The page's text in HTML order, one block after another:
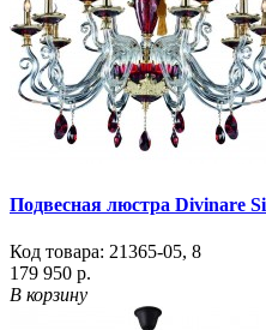
Подвесная люстра Divinare
Код товара: 21365-05, 8
179 950 р.
В корзину